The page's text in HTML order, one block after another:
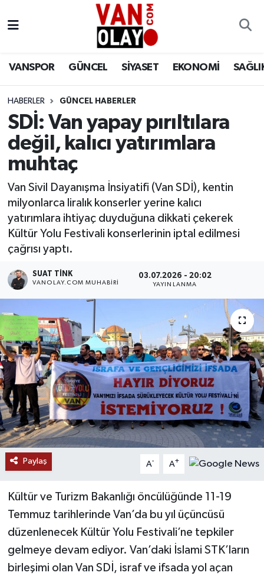
VANSPOR GÜNCEL SİYASET EKONOMİ
HABERLER GÜNCEL HABERLER
SDİ: Van yapay pırıltılara
değil, kalıcı yatırımlara
muhtaç
Van Sivil Dayanışma İnsiyatifi (Van SDİ), kentin
milyonlarca liralık konserler yerine kalıcı
yatırımlara ihtiyaç duyduğuna dikkati çekerek
Kültür Yolu Festivali konserlerinin iptal edilmesi
çağrısı yaptı.
SUAT TINK
VANOLAY.COM MUHABIRI
03.07.2026 - 20:02
YAYINLANMA
Paylaş A- A+
Kültür ve Turizm Bakanlığı öncülüğünde 11-19
Temmuz tarihlerinde Van’da bu yıl üçüncüsü
düzenlenecek Kültür Yolu Festivali’ne tepkiler
gelmeye devam ediyor. Van’daki İslami STK’ların
birleşimi olan Van SDİ, israf ve ifsada yol açan
Siyaset
Ekonomi
Sağlık
Bilim & Teknoloji
Dünya
RESMİ İLANLAR
Van Nöbetçi Eczaneler
Van Namaz Vakitleri
Van Trafik Yoğunluk Haritası
Süper Lig Puan Durumu ve Fikstür
Tüm Manşetler
Son Dakika Haberleri
Haber Arşivi